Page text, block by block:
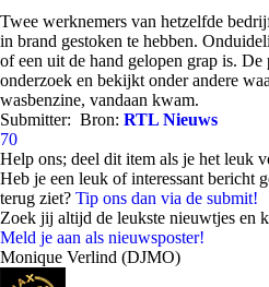
Twee werknemers van hetzelfde
in brand gestoken te hebben.
of een uit de hand gelopen grap is.
onderzoek en bekijkt onder andere
wasbenzine, vandaan kwam.
Submitter: Bron: RTL Nieuws
70
Help ons; deel dit item als je het leuk
Heb je een leuk of interessant bericht
terug ziet? Tip ons dan via de submit!
Zoek jij altijd de leukste nieuwtjes en
Meld je aan als nieuwsposter!
Monique Verlind (DJMO)